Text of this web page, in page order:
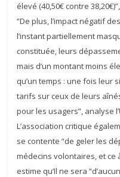
élevé (40,50€ contre
“De plus, l’impact négatif
l’instant partiellement
constituée, leurs
mais d’un montant moins
qu’un temps : une fois leur
tarifs sur ceux de leurs
pour les usagers”, analyse
L’association critique
se contente “de geler les
médecins volontaires, et ce
estime qu’Il ne sera